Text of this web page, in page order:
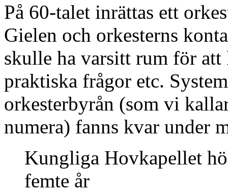
På 60-talet inrättas ett
Gielen och orkesterns
skulle ha varsitt rum för
praktiska frågor etc.
orkesterbyrån (som vi
numera) fanns kvar under
Kungliga Hovkapellet
femte år